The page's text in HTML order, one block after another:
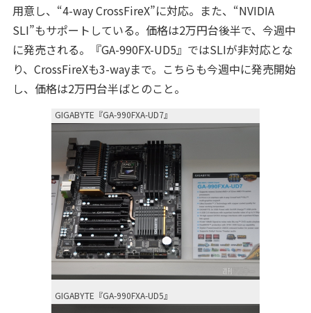
用意し、“4-way CrossFireX”に対応。また、“NVIDIA
SLI”もサポートしている。価格は2万円台後半で、今週中
に発売される。『GA-990FX-UD5』ではSLIが非対応とな
り、CrossFireXも3-wayまで。こちらも今週中に発売開始
し、価格は2万円台半ばとのこと。
GIGABYTE『GA-990FXA-UD7』
GIGABYTE『GA-990FXA-UD5』